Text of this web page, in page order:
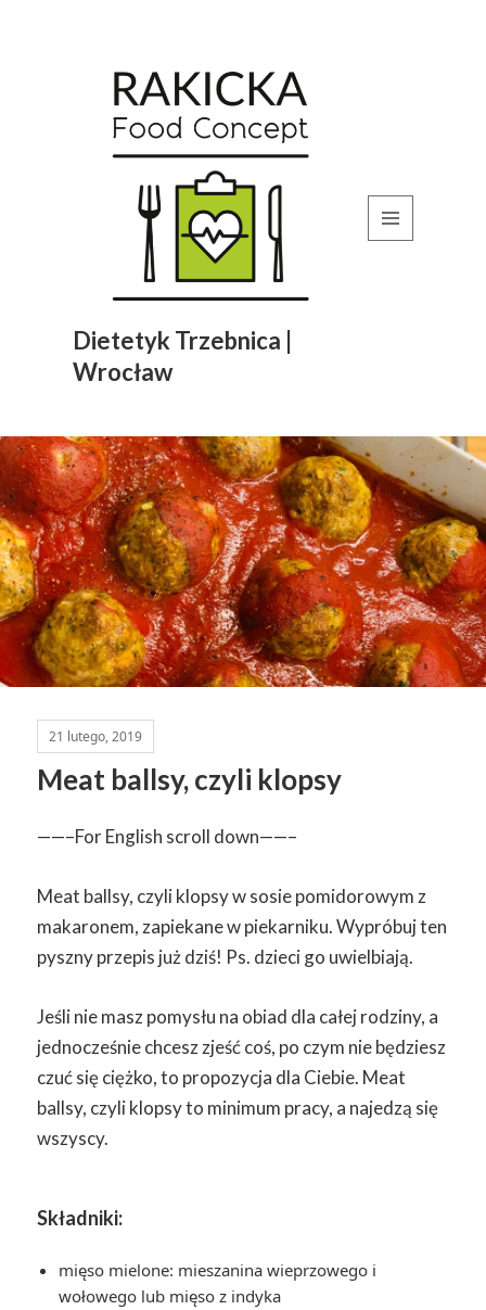
Dietetyk Trzebnica |
Wrocław
21 lutego, 2019
Meat ballsy, czyli klopsy
——–For English scroll down——–
Meat ballsy, czyli klopsy w sosie pomidorowym z
makaronem, zapiekane w piekarniku. Wypróbuj ten
pyszny przepis już dziś! Ps. dzieci go uwielbiają.
Jeśli nie masz pomysłu na obiad dla całej rodziny, a
jednocześnie chcesz zjeść coś, po czym nie będziesz
czuć się ciężko, to propozycja dla Ciebie. Meat
ballsy, czyli klopsy to minimum pracy, a najedzą się
wszyscy.
Składniki:
mięso mielone: mieszanina wieprzowego i
wołowego lub mięso z indyka